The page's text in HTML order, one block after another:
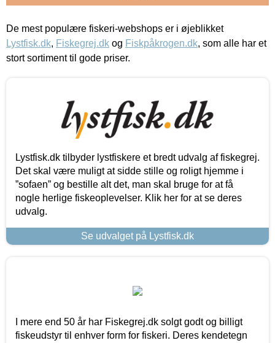
De mest populære fiskeri-webshops er i øjeblikket
Lystfisk.dk, Fiskegrej.dk og Fiskpåkrogen.dk, som alle har et
stort sortiment til gode priser.
Lystfisk.dk tilbyder lystfiskere et bredt udvalg af fiskegrej.
Det skal være muligt at sidde stille og roligt hjemme i
”sofaen” og bestille alt det, man skal bruge for at få
nogle herlige fiskeoplevelser. Klik her for at se deres
udvalg.
Se udvalget på Lystfisk.dk
I mere end 50 år har Fiskegrej.dk solgt godt og billigt
fiskeudstyr til enhver form for fiskeri. Deres kendetegn